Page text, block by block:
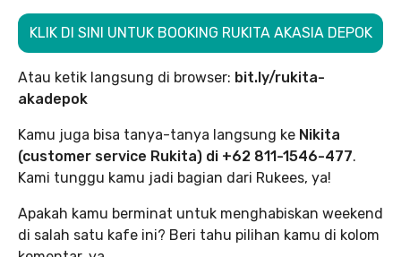
KLIK DI SINI UNTUK BOOKING RUKITA AKASIA DEPOK
Atau ketik langsung di browser: bit.ly/rukita-
akadepok
Kamu juga bisa tanya-tanya langsung ke Nikita
(customer service Rukita) di +62 811-1546-477.
Kami tunggu kamu jadi bagian dari Rukees, ya!
Apakah kamu berminat untuk menghabiskan weekend
di salah satu kafe ini? Beri tahu pilihan kamu di kolom